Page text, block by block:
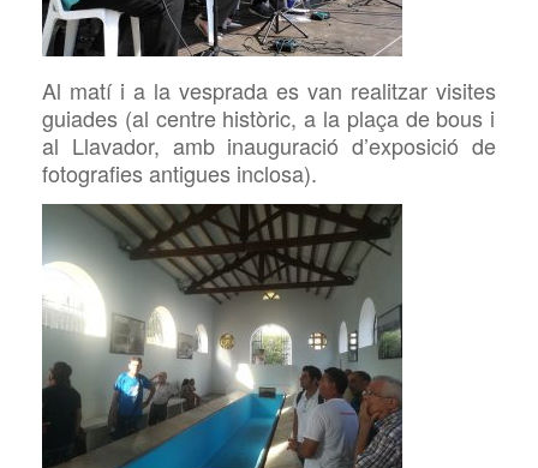
Al matí i a la vesprada es van realitzar visites
guiades (al centre històric, a la plaça de bous i
al Llavador, amb inauguració d’exposició de
fotografies antigues inclosa).